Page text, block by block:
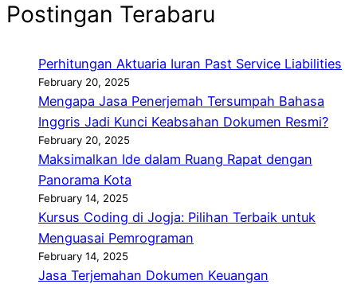
Postingan Terabaru
Perhitungan Aktuaria Iuran Past Service Liabilities
February 20, 2025
Mengapa Jasa Penerjemah Tersumpah Bahasa
Inggris Jadi Kunci Keabsahan Dokumen Resmi?
February 20, 2025
Maksimalkan Ide dalam Ruang Rapat dengan
Panorama Kota
February 14, 2025
Kursus Coding di Jogja: Pilihan Terbaik untuk
Menguasai Pemrograman
February 14, 2025
Jasa Terjemahan Dokumen Keuangan